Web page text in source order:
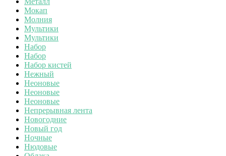
Мокап
Молния
Мультики
Мультики
Набор
Набор
Набор кистей
Нежный
Неоновые
Неоновые
Неоновые
Непрерывная лента
Новогодние
Новый год
Ночные
Нюдовые